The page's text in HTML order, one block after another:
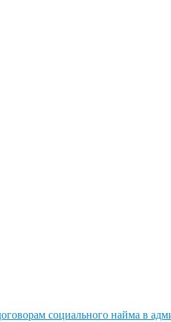
социального найма в